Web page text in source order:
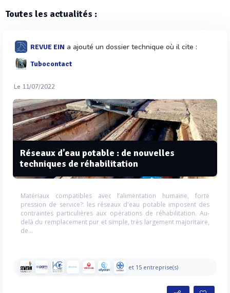
Toutes les actualités :
REVUE EIN a ajouté un dossier technique où il cite :
Tubocontact
Le 11/07/2022
Réseaux d’eau potable : de nouvelles
techniques de réhabilitation
Matériaux compatibles avec l’alimentation humaine, forte
pression de service?: les réseaux d'eau potable imposent des
contraintes particulières aux opérations de réhabilitation. Au-
delà du remplacement pur et simple, très largement majoritaire,
de...
et 15 entreprise(s)